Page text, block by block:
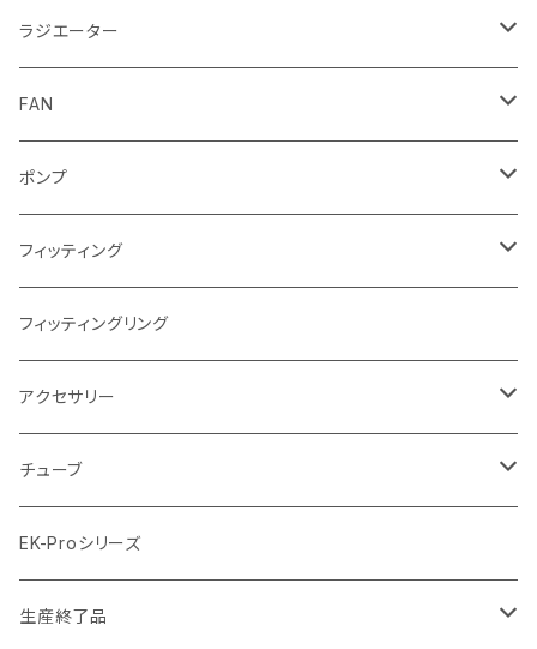
Intel
AMD
GPUウォーターブロック
NVIDIA
AMD
モノブロック
EK-RESチューブ（交換用）
EK-D5 Series
ディストロプレート
ラジエーター
ラジエーターサイズ240mm
ラジエーターサイズ280mm
ラジエーターサイズ360mm
ラジエーターサイズ420mm
ラジエーターサイズ480mm
ラジエーターサイズ560mm
FAN
FANサイズ120mm
FANサイズ140mm
ポンプ
ディストロプレート
フィッティング
ニッケル Nickel
サテンチタン SatinTitan
ブラック Black
ブラックニッケル BlackNickel
ゴールド Gold
フィッティングリング
アクセサリー
クーラント
マウスパッド
ツール
チューブ
材質
ハード（PETG）
サイズ（OD:外径 / ID:内径）
EK-Proシリーズ
生産終了品